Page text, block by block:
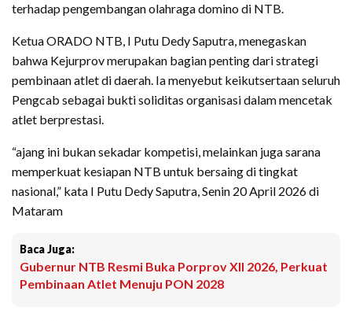
terhadap pengembangan olahraga domino di NTB.
Ketua ORADO NTB, I Putu Dedy Saputra, menegaskan
bahwa Kejurprov merupakan bagian penting dari strategi
pembinaan atlet di daerah. Ia menyebut keikutsertaan seluruh
Pengcab sebagai bukti soliditas organisasi dalam mencetak
atlet berprestasi.
“ajang ini bukan sekadar kompetisi, melainkan juga sarana
memperkuat kesiapan NTB untuk bersaing di tingkat
nasional,” kata I Putu Dedy Saputra, Senin 20 April 2026 di
Mataram
Baca Juga:
Gubernur NTB Resmi Buka Porprov XII 2026, Perkuat
Pembinaan Atlet Menuju PON 2028